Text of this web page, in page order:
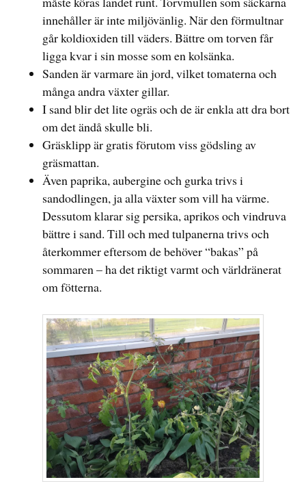
innehåller är inte miljövänlig. När den förmultnar
går koldioxiden till väders. Bättre om torven får
ligga kvar i sin mosse som en kolsänka.
Sanden är varmare än jord, vilket tomaterna och
många andra växter gillar.
I sand blir det lite ogräs och de är enkla att dra bort
om det ändå skulle bli.
Gräsklipp är gratis förutom viss gödsling av
gräsmattan.
Även paprika, aubergine och gurka trivs i
sandodlingen, ja alla växter som vill ha värme.
Dessutom klarar sig persika, aprikos och vindruva
bättre i sand. Till och med tulpanerna trivs och
återkommer eftersom de behöver “bakas” på
sommaren – ha det riktigt varmt och världränerat
om fötterna.